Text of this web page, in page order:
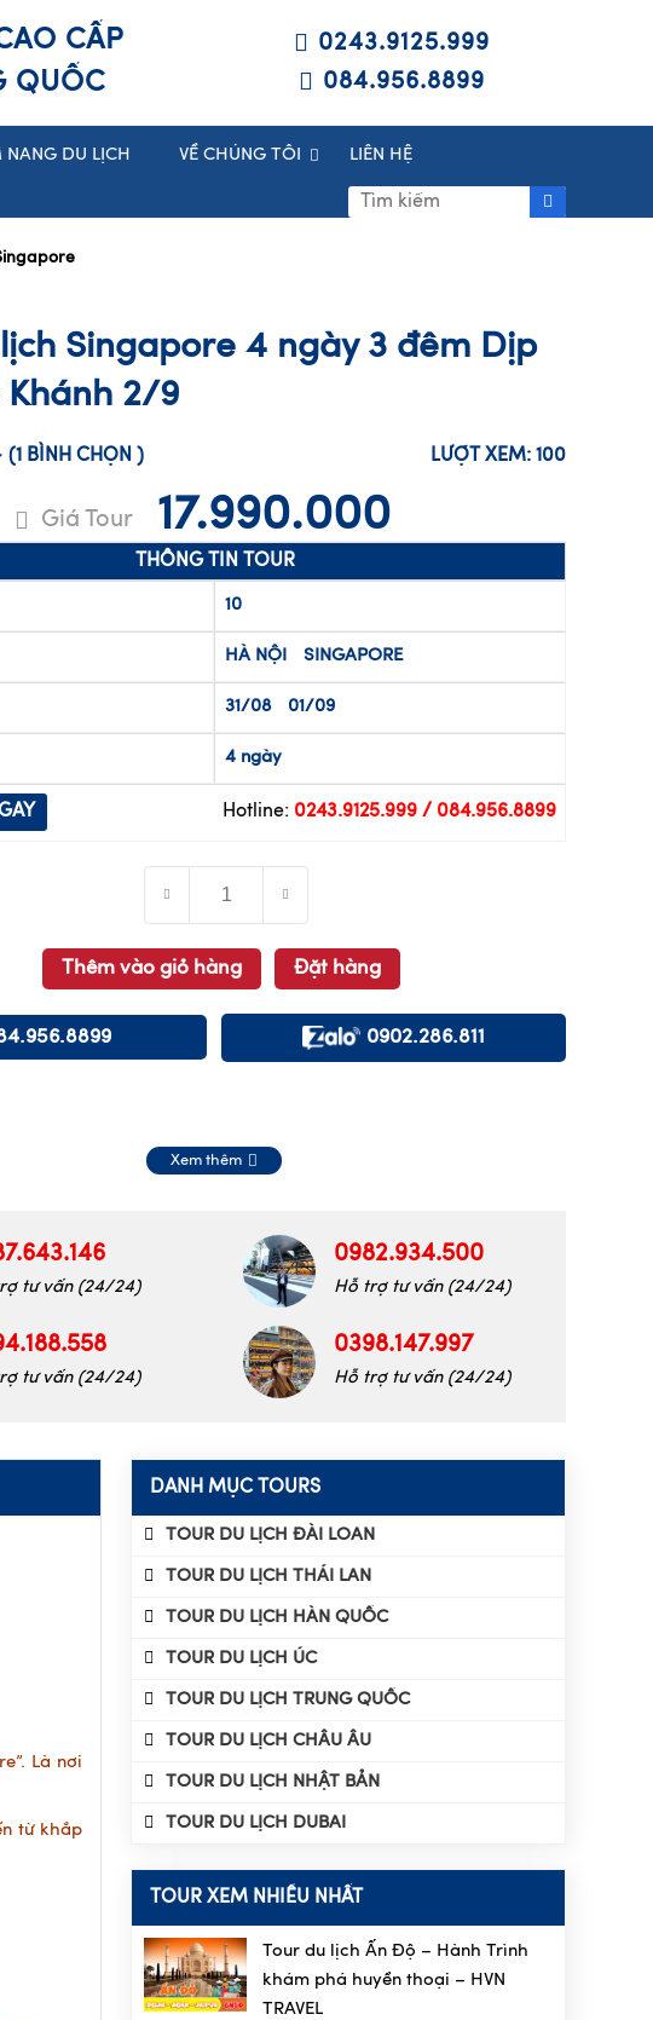
CẤP
QUỐC
0243.9125.999
084.956.8899
NANG DU LỊCH VỀ CHÚNG TÔI LIÊN HỆ
Singapore 4 ngày 3 đêm Dịp
Khánh 2/9
(1 BÌNH CHỌN ) LƯỢT XEM: 100
Giá Tour 17.990.000
THÔNG TIN TOUR
10
HÀ NỘI SINGAPORE
31/08 01/09
4 ngày
Hotline: 0243.9125.999 / 084.956.8899
Thêm vào giỏ hàng Đặt hàng
0902.286.811
Xem thêm
tư vấn (24/24)
0982.934.500
Hỗ trợ tư vấn (24/24)
tư vấn (24/24)
0398.147.997
Hỗ trợ tư vấn (24/24)
Là nơi
từ khắp
DANH MỤC TOURS
TOUR DU LỊCH ĐÀI LOAN
TOUR DU LỊCH THÁI LAN
TOUR DU LỊCH HÀN QUỐC
TOUR DU LỊCH ÚC
TOUR DU LỊCH TRUNG QUỐC
TOUR DU LỊCH CHÂU ÂU
TOUR DU LỊCH NHẬT BẢN
TOUR DU LỊCH DUBAI
TOUR XEM NHIỀU NHẤT
Tour du lịch Ấn Độ – Hành Trình
khám phá huyền thoại – HVN
TRAVEL